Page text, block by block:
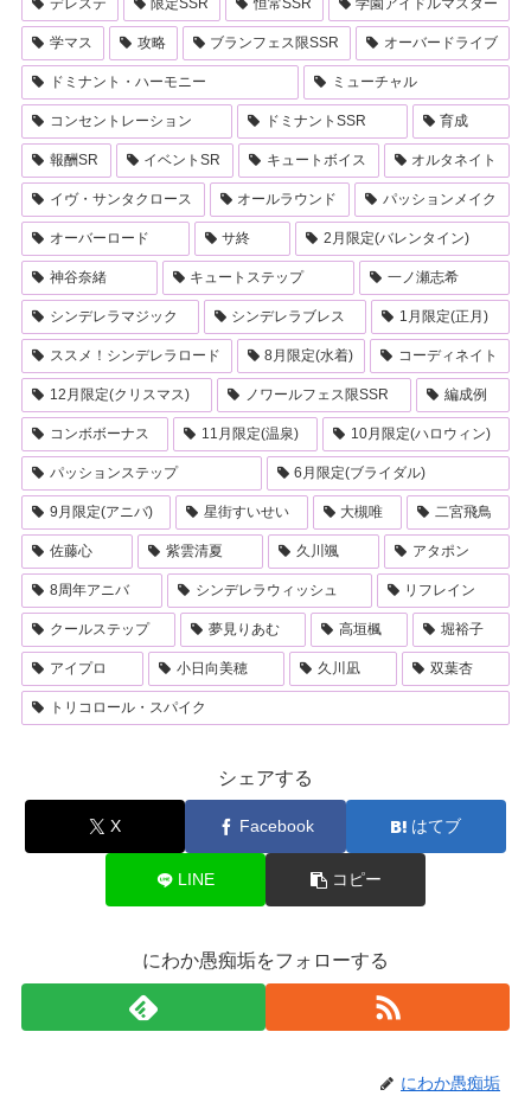
学マス 攻略 ブランフェス限SSR オーバードライブ
ドミナント・ハーモニー ミューチャル
コンセントレーション ドミナントSSR 育成
報酬SR イベントSR キュートボイス オルタネイト
イヴ・サンタクロース オールラウンド パッションメイク
オーバーロード サ終 2月限定(バレンタイン)
神谷奈緒 キュートステップ 一ノ瀬志希
シンデレラマジック シンデレラブレス 1月限定(正月)
ススメ！シンデレラロード 8月限定(水着) コーディネイト
12月限定(クリスマス) ノワールフェス限SSR 編成例
コンボボーナス 11月限定(温泉) 10月限定(ハロウィン)
パッションステップ 6月限定(ブライダル)
9月限定(アニバ) 星街すいせい 大槻唯 二宮飛鳥
佐藤心 紫雲清夏 久川颯 アタポン
8周年アニバ シンデレラウィッシュ リフレイン
クールステップ 夢見りあむ 高垣楓 堀裕子
アイプロ 小日向美穂 久川凪 双葉杏
トリコロール・スパイク
シェアする
X Facebook はてブ
LINE コピー
にわか愚痴垢をフォローする
にわか愚痴垢